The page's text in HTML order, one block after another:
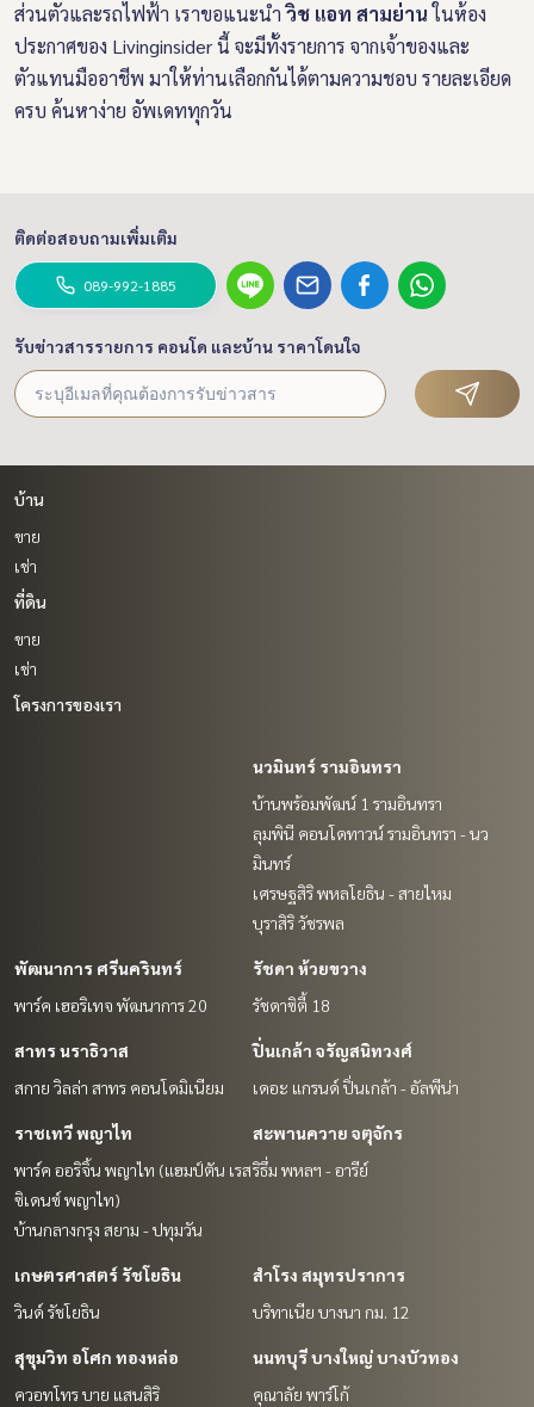
ส่วนตัวและรถไฟฟ้า เราขอแนะนำวิช แอท สามย่านในห้อง
ประกาศของ Livinginsider นี้ จะมีทั้งรายการ จากเจ้าของและ
ตัวแทนมืออาชีพ มาให้ท่านเลือกกันได้ตามความชอบ รายละเอียด
ครบ ค้นหาง่าย อัพเดททุกวัน
ติดต่อสอบถามเพิ่มเติม
089-992-1885
รับข่าวสารรายการ คอนโด และบ้าน ราคาโดนใจ
บ้าน
ขาย
เช่า
ที่ดิน
ขาย
เช่า
โครงการของเรา
นวมินทร์ รามอินทรา
บ้านพร้อมพัฒน์ 1 รามอินทรา
ลุมพินี คอนโดทาวน์ รามอินทรา - นว
มินทร์
เศรษฐสิริ พหลโยธิน - สายไหม
บุราสิริ วัชรพล
พัฒนาการ ศรีนครินทร์
พาร์ค เฮอริเทจ พัฒนาการ 20
รัชดา ห้วยขวาง
รัชดาซิตี้ 18
สาทร นราธิวาส
สกาย วิลล่า สาทร คอนโดมิเนียม
ปิ่นเกล้า จรัญสนิทวงศ์
เดอะ แกรนด์ ปิ่นเกล้า - อัลพีน่า
ราชเทวี พญาไท
พาร์ค ออริจิ้น พญาไท (แฮมป์ตัน เรส
ซิเดนซ์ พญาไท)
บ้านกลางกรุง สยาม - ปทุมวัน
สะพานควาย จตุจักร
ริธึ่ม พหลฯ - อารีย์
เกษตรศาสตร์ รัชโยธิน
วินด์ รัชโยธิน
สำโรง สมุทรปราการ
บริทาเนีย บางนา กม. 12
สุขุมวิท อโศก ทองหล่อ
ควอทโทร บาย แสนสิริ
นนทบุรี บางใหญ่ บางบัวทอง
คุณาลัย พาร์โก้